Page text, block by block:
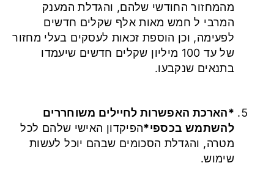
מהמחזור החודשי שלהם, והגדלת המענק
המרבי ל חמש מאות אלף שקלים חדשים
לפעימה, וכן הוספת זכאות לעסקים בעלי מחזור
של עד 100 מיליון שקלים חדשים שיעמדו
בתנאים שנקבעו.
*הארכת האפשרות לחיילים משוחררים
להשתמש בכספי*הפיקדון האישי שלהם לכל
מטרה, והגדלת הסכומים שבהם יוכל לעשות
שימוש.